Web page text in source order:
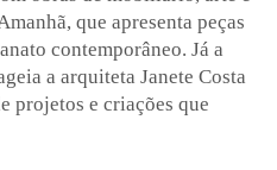
que apresenta peças
contemporâneo. Já a
a arquiteta Janete Costa
projetos e criações que